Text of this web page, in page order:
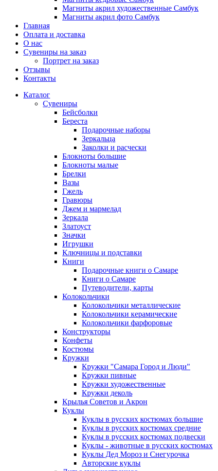
Магниты акрил художественные Самбук
Магниты акрил фото Самбук
Главная
Оплата и доставка
О нас
Сувениры на заказ
Портрет на заказ
Отзывы
Контакты
Каталог
Сувениры
Бейсболки
Береста
Подарочные наборы
Зеркальца
Заколки и расчески
Блокноты большие
Блокноты малые
Брелки
Вазы
Гжель
Гравюры
Джем и мармелад
Зеркала
Златоуст
Значки
Игрушки
Ключницы и подставки
Книги
Подарочные книги о Самаре
Книги о Самаре
Путеводители, карты
Колокольчики
Колокольчики металлические
Колокольчики керамические
Колокольчики фарфоровые
Конструкторы
Конфеты
Костюмы
Кружки
Кружки "Самара Город и Люди"
Кружки пивные
Кружки художественные
Кружки деколь
Крылья Советов и Акрон
Куклы
Куклы в русских костюмах большие
Куклы в русских костюмах средние
Куклы в русских костюмах подвески
Куклы - животные в русских костюмах
Куклы Дед Мороз и Снегурочка
Авторские куклы